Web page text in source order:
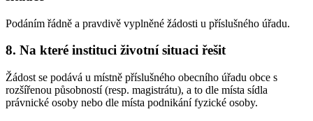
Podáním řádně a pravdivě vyplněné žádosti u příslušného úřadu.
8. Na které instituci životní situaci řešit
Žádost se podává u místně příslušného obecního úřadu obce s
rozšířenou působností (resp. magistrátu), a to dle místa sídla
právnické osoby nebo dle místa podnikání fyzické osoby.